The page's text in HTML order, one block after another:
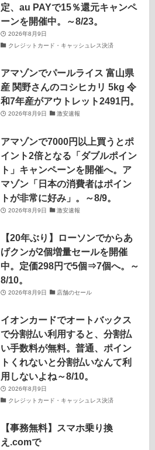
定、au PAYで15％還元キャンペ
ーンを開催中。～8/23。
2026年8月9日
クレジットカード・キャッシュレス決済
アマゾンでパールライス 富山県
産 関野さんのコシヒカリ 5kg 令
和7年産がアウトレット2491円。
2026年8月9日 激安速報
アマゾンで7000円以上買うとポ
イント2倍となる「ダブルポイン
ト」キャンペーンを開催へ。ア
マゾン「日本の消費者はポイン
トが非常に好み」。～8/9。
2026年8月9日 激安速報
【20年ぶり】ローソンでからあ
げクンが2個増量セールを開催
中。定価298円で5個⇒7個へ。～
8/10。
2026年8月9日 店舗のセール
イオンカードでオートバックス
で分割払い利用すると、分割払
い手数料が無料。普通、ポイン
トくれないと分割払いなんて利
用しないよね～8/10。
2026年8月9日
クレジットカード・キャッシュレス決済
【事務無料】スマホ乗り換
え.comで